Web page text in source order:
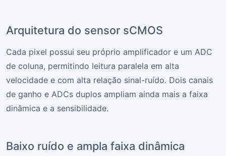
Arquitetura do sensor sCMOS
Cada pixel possui seu próprio amplificador e um ADC
de coluna, permitindo leitura paralela em alta
velocidade e com alta relação sinal-ruído. Dois canais
de ganho e ADCs duplos ampliam ainda mais a faixa
dinâmica e a sensibilidade.
Baixo ruído e ampla faixa dinâmica